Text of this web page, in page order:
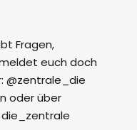
Fragen,
euch doch
@zentrale_die
oder über